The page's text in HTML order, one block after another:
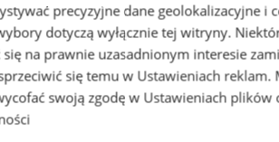
Śląskiego:
na 2025 rok
precyzyjne dane geolokalizacyjne i
dotyczą wyłącznie tej witryny.
się na prawnie uzasadnionym interesie
się temu w Ustawieniach reklam.
swoją zgodę w Ustawieniach plików